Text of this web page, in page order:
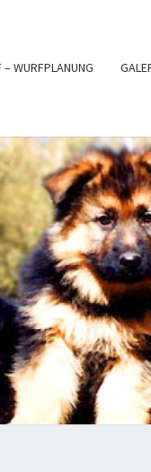
– WURFPLANUNG